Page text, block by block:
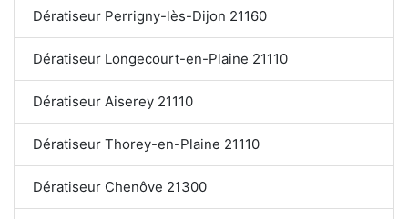
Dératiseur Perrigny-lès-Dijon 21160
Dératiseur Longecourt-en-Plaine 21110
Dératiseur Aiserey 21110
Dératiseur Thorey-en-Plaine 21110
Dératiseur Chenôve 21300